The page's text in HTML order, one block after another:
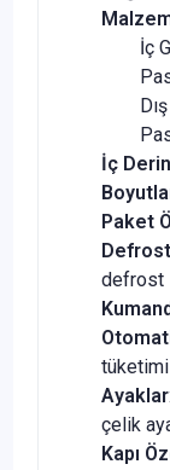
İç
İç
Paket
defrost
Ayaklar
çelik
Kapı